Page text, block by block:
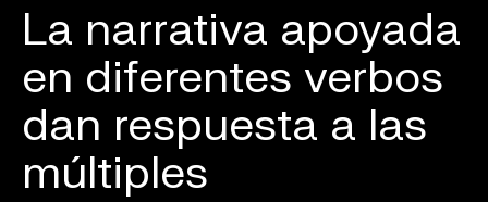
La narrativa apoyada
en diferentes verbos
dan respuesta a las
múltiples